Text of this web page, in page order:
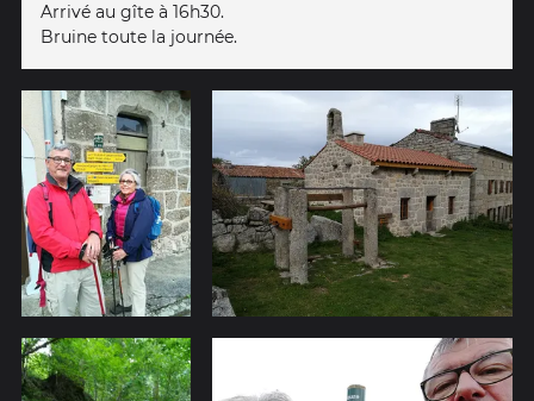
Arrivé au gîte à 16h30.
Bruine toute la journée.